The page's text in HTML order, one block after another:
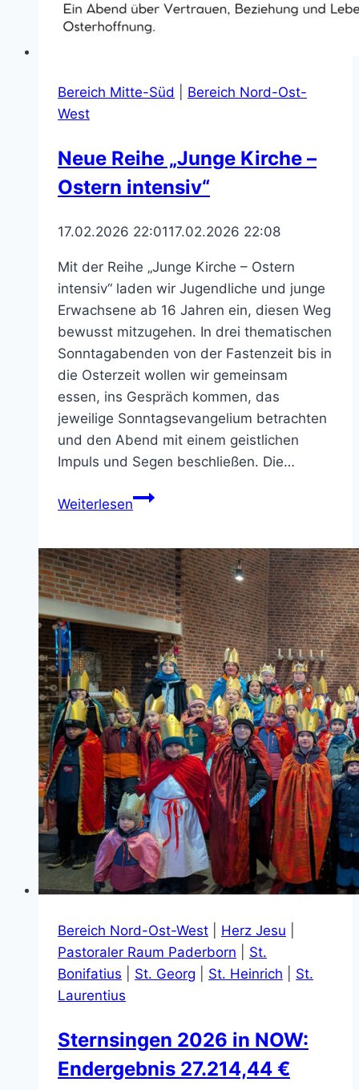
Bereich Mitte-Süd
Bereich Nord-Ost-
West
Neue Reihe „Junge Kirche –
Ostern intensiv“
17.02.2026 22:0117.02.2026 22:08
Mit der Reihe „Junge Kirche – Ostern
intensiv“ laden wir Jugendliche und junge
Erwachsene ab 16 Jahren ein, diesen Weg
bewusst mitzugehen. In drei thematischen
Sonntagabenden von der Fastenzeit bis in
die Osterzeit wollen wir gemeinsam
essen, ins Gespräch kommen, das
jeweilige Sonntagsevangelium betrachten
und den Abend mit einem geistlichen
Impuls und Segen beschließen. Die…
WeiterlesenNeue
Kirche
–
Ostern
intensiv“
Bereich Nord-Ost-West Herz Jesu
Pastoraler Raum Paderborn
St.
Bonifatius
St. Georg St. Heinrich
St.
Laurentius
Sternsingen 2026 in NOW:
Endergebnis 27.214,44 €